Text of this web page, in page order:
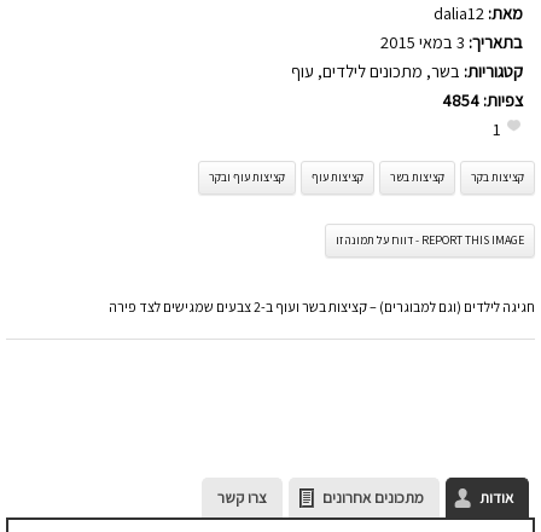
מאת: dalia12
בתאריך:
קטגוריות: בשר, מתכונים לילדים, עוף
צפיות: 4854
1
קציצות בקר קציצות בשר קציצות עוף קציצות עוף ובקר
REPORT THIS IMAGE - דווח על תמונה זו
חגיגה לילדים (וגם למבוגרים) – קציצות בשר ועוף ב-2 צבעים שמגישים לצד פירה
אודות מתכונים אחרונים צרו קשר